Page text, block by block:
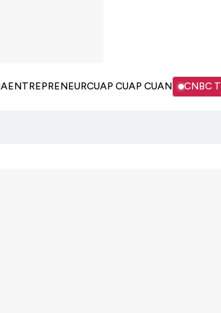
ENTREPRENEURCUAP CUAP CUAN CNBC